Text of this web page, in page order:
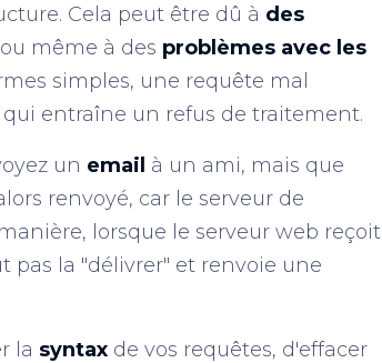
Cela peut être dû à des
même à des problèmes avec les
simples, une requête mal
entraîne un refus de traitement.
un email à un ami, mais que
renvoyé, car le serveur de
lorsque le serveur web reçoit
pas la "délivrer" et renvoie une
la syntax de vos requêtes, d'effacer